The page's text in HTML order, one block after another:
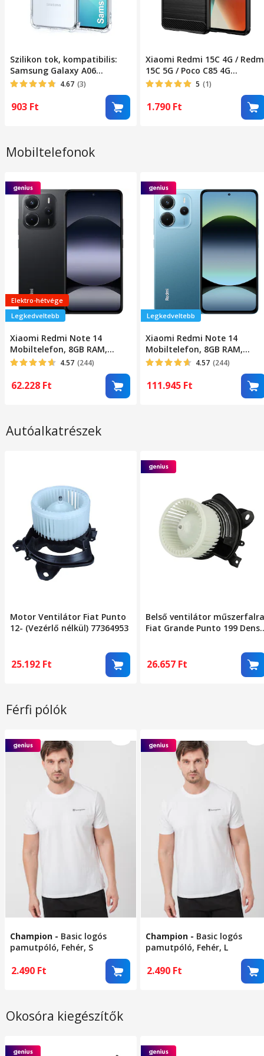
Szilikon tok, kompatibilis:
Samsung Galaxy A06
ütésálló átlátszó
4.67 (3)
903 Ft
Xiaomi Redmi 15C 4G /
15C 5G / Poco C85 4G
kompatibilis szilikon
hátlaptok, karbon mintás,
fekete, Carbon case
5 (1)
1.790 Ft
Mobiltelefonok
Elektro-hétvége
Legkedveltebb
Xiaomi Redmi Note 14
Mobiltelefon, 8GB RAM,
256GB, Éjfekete
4.57 (244)
62.228 Ft
Legkedveltebb
Xiaomi Redmi Note 14
Mobiltelefon, 8GB RAM,
256GB, Kék 4.57 (244)
111.945 Ft
Autóalkatrészek
Motor Ventilátor Fiat Punto
12- (Vezérlő nélkül) 77364953
25.192 Ft
Belső ventilátor műszerfalra
Fiat Grande Punto 199
26.657 Ft
Férfi pólók
Champion - Basic logós
pamutpóló, Fehér, S
2.490 Ft
Champion - Basic logós
pamutpóló, Fehér, L
2.490 Ft
Okosóra kiegészítők